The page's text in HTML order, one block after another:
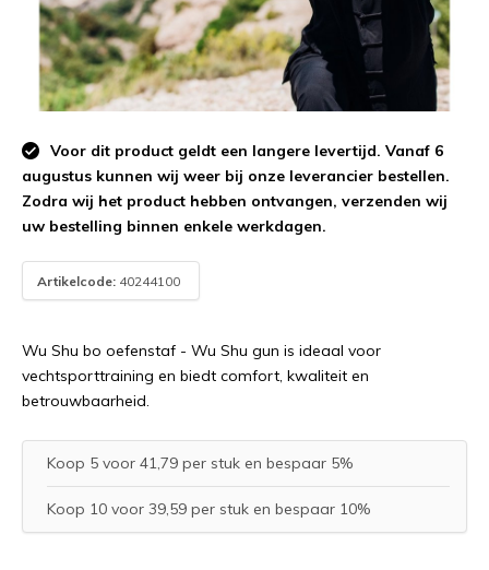
Voor dit product geldt een langere levertijd. Vanaf 6
augustus kunnen wij weer bij onze leverancier bestellen.
Zodra wij het product hebben ontvangen, verzenden wij
uw bestelling binnen enkele werkdagen.
Artikelcode: 40244100
Wu Shu bo oefenstaf - Wu Shu gun is ideaal voor
vechtsporttraining en biedt comfort, kwaliteit en
betrouwbaarheid.
Koop 5 voor 41,79 per stuk en bespaar 5%
Koop 10 voor 39,59 per stuk en bespaar 10%